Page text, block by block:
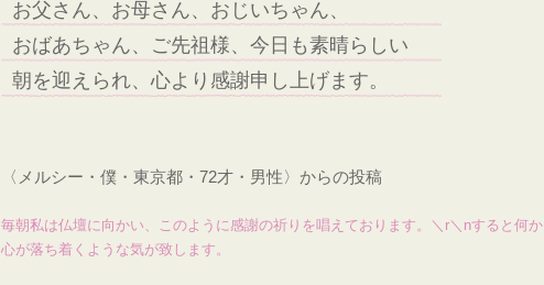
お父さん、お母さん、おじいちゃん、
おばあちゃん、ご先祖様、今日も素晴らしい
朝を迎えられ、心より感謝申し上げます。
〈メルシー・僕・東京都・72才・男性〉からの投稿
毎朝私は仏壇に向かい、このように感謝の祈りを唱えております。＼r＼nすると何か
心が落ち着くような気が致します。